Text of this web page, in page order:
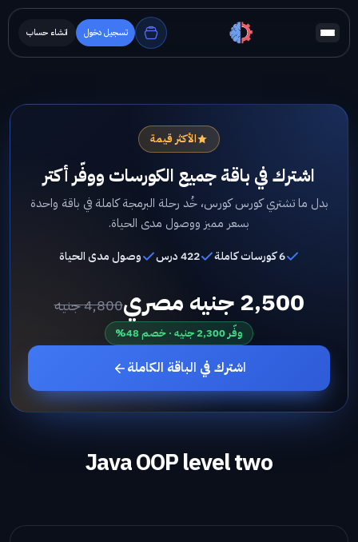
تسجيل دخول انشاء حساب
الأكثر قيمة
اشترك في باقة جميع الكورسات ووفّر أكتر
بدل ما تشتري كورس كورس، خُد رحلة البرمجة كاملة في باقة واحدة
بسعر مميز ووصول مدى الحياة.
6 كورسات كاملة 422 درس وصول مدى الحياة
2,500 جنيه مصري 4,800 جنيه
وفّر 2,300 جنيه · خصم 48%
اشترك في الباقة الكاملة
Java OOP level two